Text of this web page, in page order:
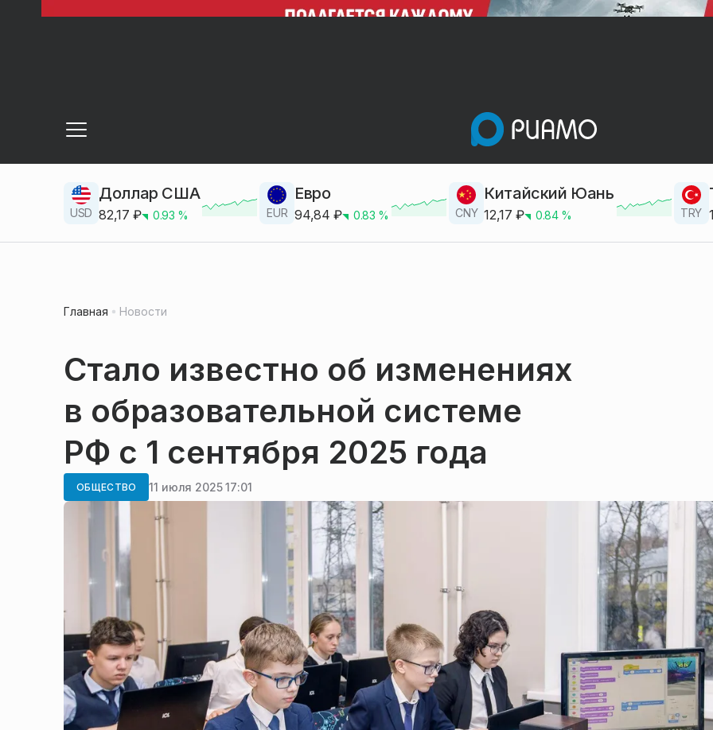
USD
Доллар США
82,17 ₽ 0.93 % EUR
Евро
94,84 ₽ 0.83 % CNY
Китайский Юань
12,17 ₽ 0.84% TRY
Главная Новости
Стало известно об изменениях
в образовательной системе
РФ с 1 сентября 2025 года
ОБЩЕСТВО 11 июля 2025 17:01